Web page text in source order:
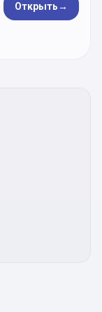
Открыть→